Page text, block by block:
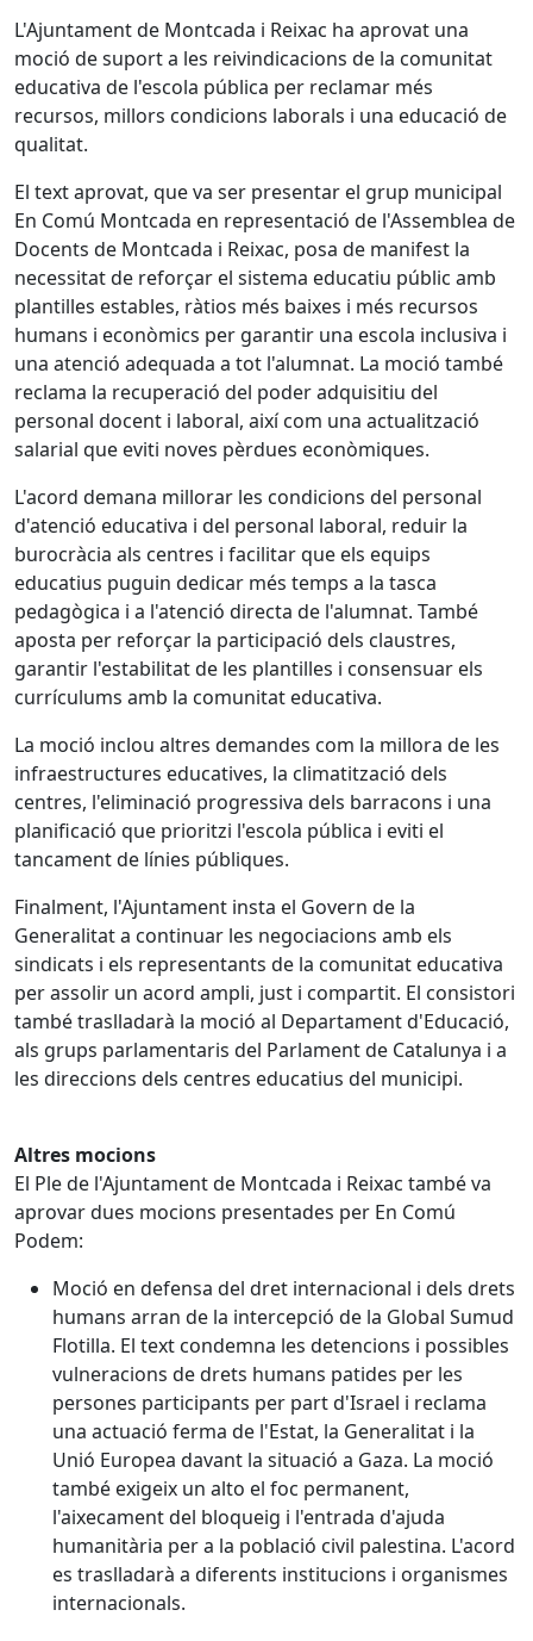
L'Ajuntament de Montcada i Reixac ha aprovat una
moció de suport a les reivindicacions de la comunitat
educativa de l'escola pública per reclamar més
recursos, millors condicions laborals i una educació de
qualitat.
El text aprovat, que va ser presentar el grup municipal
En Comú Montcada en representació de l'Assemblea de
Docents de Montcada i Reixac, posa de manifest la
necessitat de reforçar el sistema educatiu públic amb
plantilles estables, ràtios més baixes i més recursos
humans i econòmics per garantir una escola inclusiva i
una atenció adequada a tot l'alumnat. La moció també
reclama la recuperació del poder adquisitiu del
personal docent i laboral, així com una actualització
salarial que eviti noves pèrdues econòmiques.
L'acord demana millorar les condicions del personal
d'atenció educativa i del personal laboral, reduir la
burocràcia als centres i facilitar que els equips
educatius puguin dedicar més temps a la tasca
pedagògica i a l'atenció directa de l'alumnat. També
aposta per reforçar la participació dels claustres,
garantir l'estabilitat de les plantilles i consensuar els
currículums amb la comunitat educativa.
La moció inclou altres demandes com la millora de les
infraestructures educatives, la climatització dels
centres, l'eliminació progressiva dels barracons i una
planificació que prioritzi l'escola pública i eviti el
tancament de línies públiques.
Finalment, l'Ajuntament insta el Govern de la
Generalitat a continuar les negociacions amb els
sindicats i els representants de la comunitat educativa
per assolir un acord ampli, just i compartit. El consistori
també traslladarà la moció al Departament d'Educació,
als grups parlamentaris del Parlament de Catalunya i a
les direccions dels centres educatius del municipi.
Altres mocions
El Ple de l'Ajuntament de Montcada i Reixac també va
aprovar dues mocions presentades per En Comú
Podem:
Moció en defensa del dret internacional i dels drets
humans arran de la intercepció de la Global Sumud
Flotilla. El text condemna les detencions i possibles
vulneracions de drets humans patides per les
persones participants per part d'Israel i reclama
una actuació ferma de l'Estat, la Generalitat i la
Unió Europea davant la situació a Gaza. La moció
també exigeix un alto el foc permanent,
l'aixecament del bloqueig i l'entrada d'ajuda
humanitària per a la població civil palestina. L'acord
es traslladarà a diferents institucions i organismes
internacionals.